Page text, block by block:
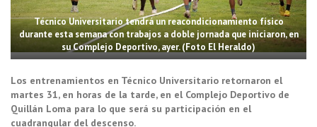
Técnico Universitario tendrá un reacondicionamiento físico
durante esta semana con trabajos a doble jornada que iniciaron, en
su Complejo Deportivo, ayer. (Foto El Heraldo)
Los entrenamientos en Técnico Universitario retornaron el
martes 31, en horas de la tarde, en el Complejo Deportivo de
Quillán Loma para lo que será su participación en el
cuadrangular del descenso.